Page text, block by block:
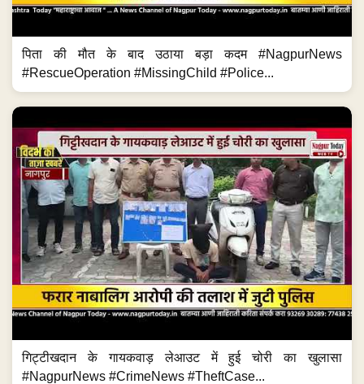
पिता की मौत के बाद उठाया बड़ा कदम #NagpurNews
#RescueOperation #MissingChild #Police...
गिट्टीखदान के गायकवाड़ लेआउट में हुई चोरी का खुलासा
#NagpurNews #CrimeNews #TheftCase...